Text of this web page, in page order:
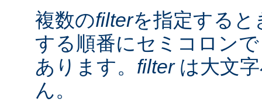
複数のfilterを指定すると
する順番にセミコロン
あります。 filterは大文
ん。